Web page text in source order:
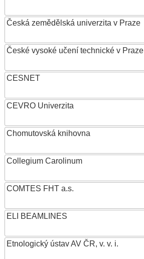
Česká zemědělská univerzita v Praze
České vysoké učení technické v Praze
CESNET
CEVRO Univerzita
Chomutovská knihovna
Collegium Carolinum
COMTES FHT a.s.
ELI BEAMLINES
Etnologický ústav AV ČR, v. v. i.